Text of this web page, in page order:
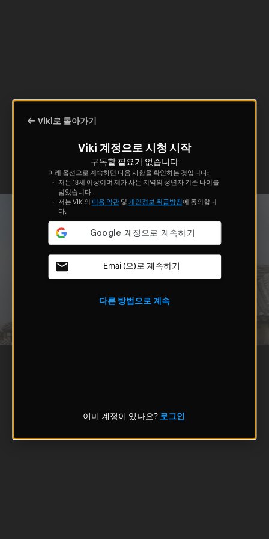
Viki로 돌아가기
Viki 계정으로 시청 시작
구독할 필요가 없습니다
아래 옵션으로 계속하면 다음 사항을 확인하는 것입니다:
저는 18세 이상이며 제가 사는 지역의 성년자 기준 나이를
넘었습니다.
저는 Viki의 이용 약관및 개인정보 취급방침에 동의합니
다.
Email(으)로 계속하기
다른 방법으로 계속
이미 계정이 있나요? 로그인